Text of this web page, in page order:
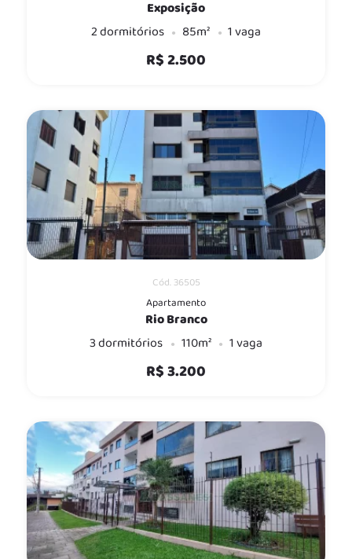
Exposição
2 dormitórios
85m² 1 vaga
R$ 2.500
Cód. 36505
Apartamento
Rio Branco
3 dormitórios
110m² 1 vaga
R$ 3.200